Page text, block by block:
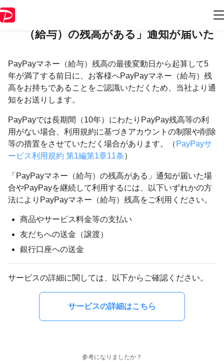
（給与）の残高がある」通知が届いた
PayPayマネー（給与）残高の最後変動日から起算して5
年が満了する前日に、お客様へPayPayマネー（給与）残
高をお持ちであることをご認識いただくため、当社より通
知をお送りします。
PayPayでは長期間（10年）にわたりPayPay残高等の利
用がない場合、利用規約に基づきアカウントの制限や削除
等の措置をさせていただく場合があります。（ PayPayサ
ービス利用規約 第1編第1章11条）
「PayPayマネー（給与）の残高がある」通知が届いた場
合やPayPayを継続して利用するには、以下いずれかの方
法によりPayPayマネー（給与）残高をご利用ください。
商品やサービス料金等の支払い
友だちへの送金（譲渡）
銀行口座への送金
サービスの詳細に関しては、以下からご確認ください。
サービスの詳細はこちら
参考になりましたか？